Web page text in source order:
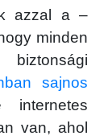
azzal a –
minden
biztonsági
sajnos
van, ahol